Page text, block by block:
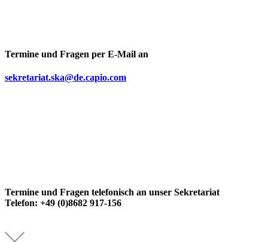
Termine und Fragen per E-Mail an
sekretariat.ska@de.capio.com
Termine und Fragen telefonisch an unser Sekretariat
Telefon: +49 (0)8682 917-156